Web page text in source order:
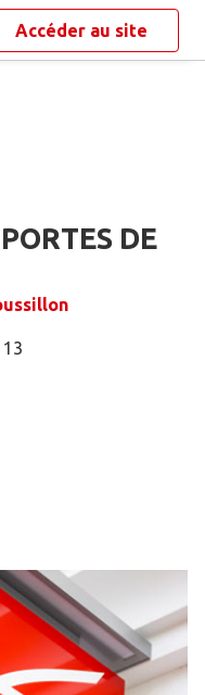
Accéder au site
DE